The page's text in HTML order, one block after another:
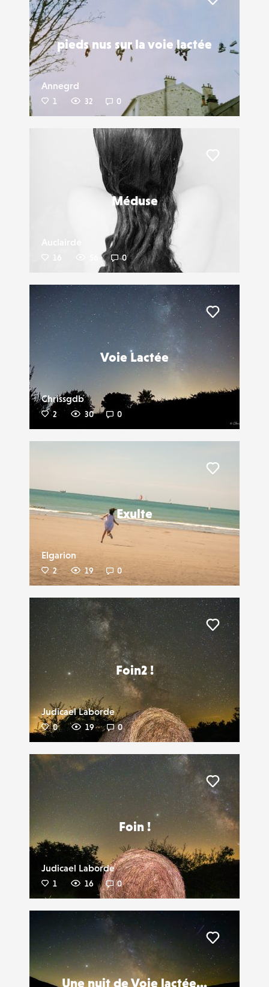
pieds nus sur la voie lactée
Annegrd
1 32 0
Méduse
Auclairde
16 0
Voie Lactée
Chrissgdb
2 30 0
Liker
Exulte
Elgarion
2 19 0
Foin2 !
Judicael Laborde
0 19 0
Liker
Foin !
Judicael Laborde
1 16 0
Une nuit de Voie lactée...